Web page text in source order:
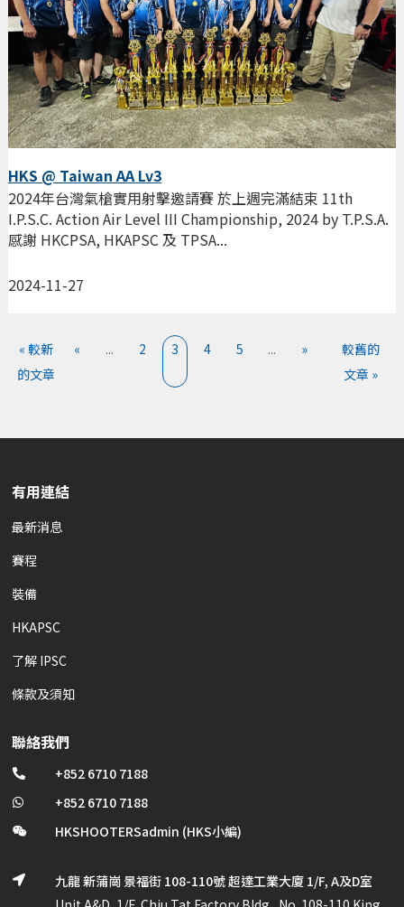
HKS @ Taiwan AA Lv3
2024-11-27
2024年台灣氣槍實用射擊邀請賽 於上週完滿結束 11th
I.P.S.C. Action Air Level III Championship, 2024 by T.P.S.A.
感謝 HKCPSA, HKAPSC 及 TPSA...
« 較新
的文章
« ... 2 3 4 5 ... »
較舊的
文章 »
有用連結
最新消息
賽程
裝備
HKAPSC
了解 IPSC
條款及須知
聯絡我們
 +852 6710 7188
 +852 6710 7188
 HKSHOOTERSadmin (HKS小編)

九龍 新蒲崗 景福街 108-110號 超達工業大廈 1/F, A及D室